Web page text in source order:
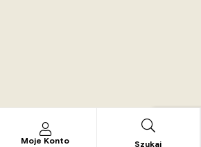
Moje Konto Szukaj